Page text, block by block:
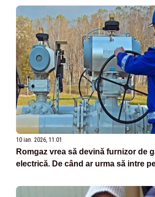
10 ian. 2026, 11:01
Romgaz vrea să devină furnizor de
electrică. De când ar urma să intre